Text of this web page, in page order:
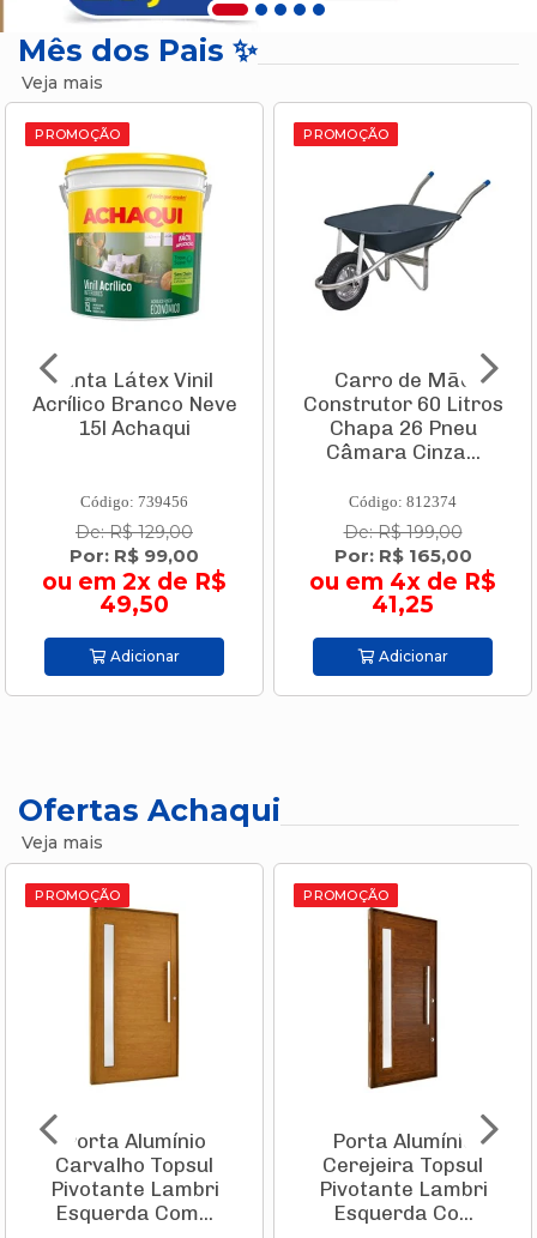
Mês dos Pais ✨
Veja mais
PROMOÇÃO
Tinta Látex Vinil
Acrílico Branco Neve
15l Achaqui
Código: 739456
De: R$ 129,00
Por: R$ 99,00
ou em 2x de R$
49,50
Adicionar
PROMOÇÃO
Carro de Mão
Construtor 60 Litros
Chapa 26 Pneu
Câmara Cinza...
Código: 812374
De: R$ 199,00
Por: R$ 165,00
ou em 4x de R$
41,25
Adicionar
Ofertas Achaqui
Veja mais
PROMOÇÃO
Porta Alumínio
Carvalho Topsul
Pivotante Lambri
Esquerda Com...
PROMOÇÃO
Porta Alumínio
Cerejeira Topsul
Pivotante Lambri
Esquerda Co...